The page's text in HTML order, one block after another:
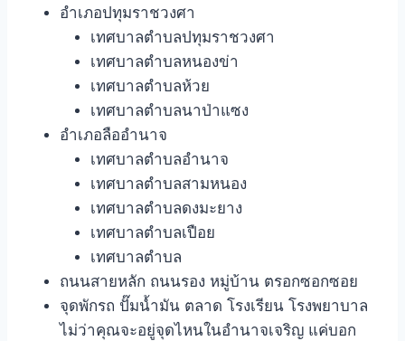
อำเภอปทุมราชวงศา
เทศบาลตำบลปทุมราชวงศา
เทศบาลตำบลหนองข่า
เทศบาลตำบลห้วย
เทศบาลตำบลนาป่าแซง
อำเภอลืออำนาจ
เทศบาลตำบลอำนาจ
เทศบาลตำบลสามหนอง
เทศบาลตำบลดงมะยาง
เทศบาลตำบลเปือย
เทศบาลตำบล
ถนนสายหลัก ถนนรอง หมู่บ้าน ตรอกซอกซอย
จุดพักรถ ปั๊มน้ำมัน ตลาด โรงเรียน โรงพยาบาล
ไม่ว่าคุณจะอยู่จุดไหนในอำนาจเจริญ แค่บอก